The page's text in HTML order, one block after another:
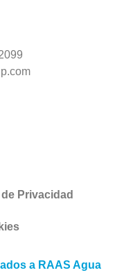
a RAAS Agua
Privacidad